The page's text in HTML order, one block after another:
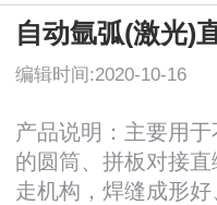
自动氩弧(激光)
编辑时间:2020-10-16
产品说明：主要用
的圆筒、拼板对接
走机构，焊缝成形